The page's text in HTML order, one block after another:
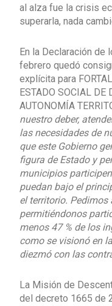
al alza fue la crisis
superarla, nada
En la Declaración de
febrero quedó
explícita para
ESTADO SOCIAL DE
AUTONOMÍA
nuestro deber,
las necesidades de
que este Gobierno
figura de Estado y
municipios
puedan bajo el
el territorio.
permitiéndonos
menos 47 % de los
como se visionó en
diezmó con las
La Misión de
del decreto 1665 de